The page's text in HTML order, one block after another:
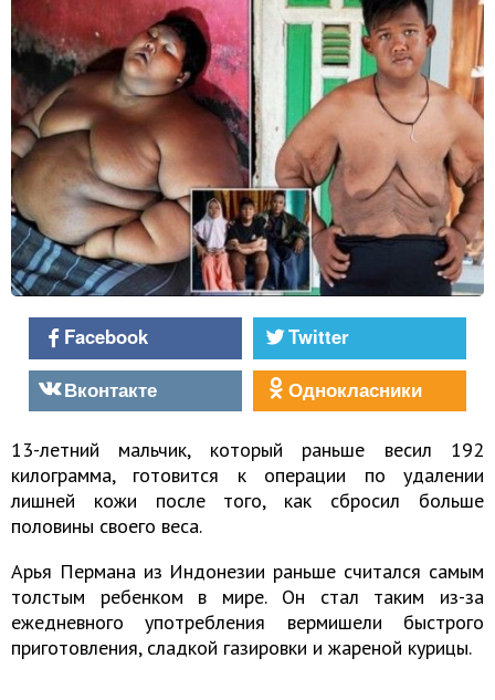
Facebook
Twitter
Вконтакте
Однокласники
13-летний мальчик, который раньше весил 192
килограмма, готовится к операции по удалении
лишней кожи после того, как сбросил больше
половины своего веса.
Арья Пермана из Индонезии раньше считался самым
толстым ребенком в мире. Он стал таким из-за
ежедневного употребления вермишели быстрого
приготовления, сладкой газировки и жареной курицы.